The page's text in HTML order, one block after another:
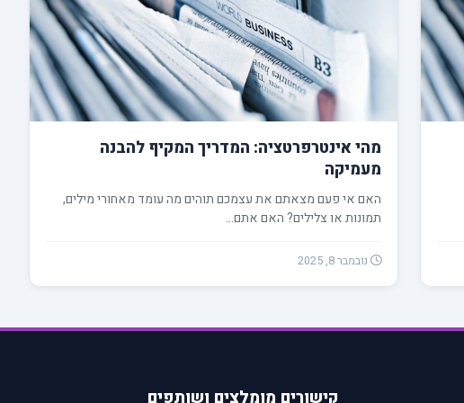
מהי אינטרפרטציה: המדריך המקיף להבנה
מעמיקה
האם אי פעם מצאתם את עצמכם תוהים מה עומד מאחורי מילים,
תמונות או צלילים? האם אתם…
נובמבר 8, 2025
קישורים מומלצים ושותפים